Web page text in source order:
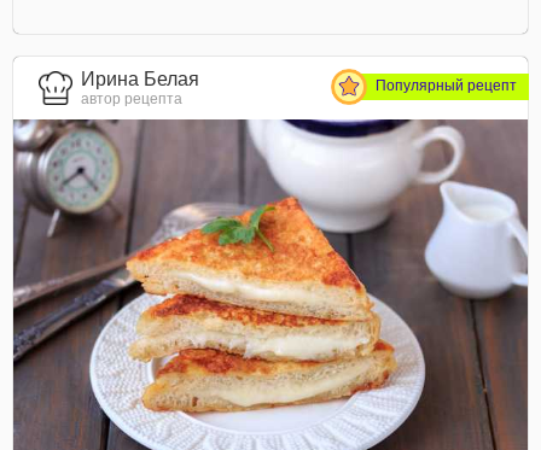
Ирина Белая
автор рецепта
Популярный рецепт